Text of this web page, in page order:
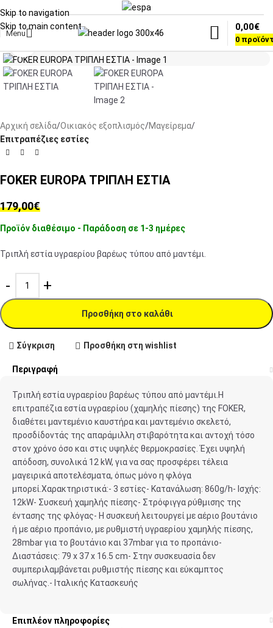
Skip to navigation
Skip to main content
Menu
0
0,00€
Αρχική σελίδα Οικιακός εξοπλισμός Μαγείρεμα
Επιτραπέζιες εστίες
FOKER EUROPA ΤΡΙΠΛΗ ΕΣΤΙΑ
179,00€
Προϊόν διαθέσιμο - Παράδοση σε 1-3 ημέρες
Τριπλή εστία υγραερίου βαρέως τύπου από μαντέμι.
Προσθήκη στο καλάθι
Σύγκριση Προσθήκη στη wishlist
Περιγραφή
Τριπλή εστία υγραερίου βαρέως τύπου από μαντέμι.H
επιτραπέζια εστία υγραερίου (χαμηλής πίεσης) της FOKER,
διαθέτει μαντεμένιο καυστήρα και μαντεμένιο σκελετό,
προσδίδοντάς της απαράμιλλη στιβαρότητα και αντοχή τόσο
στον χρόνο όσο και στις υψηλές θερμοκρασίες. Έχει υψηλή
απόδοση, συνολικά 12 kW, για να σας προσφέρει τέλεια
μαγειρικά αποτελέσματα, όπως μόνο η φλόγα
μπορεί.Χαρακτηριστικά:- 3 εστίες- Κατανάλωση: 860g/h- Ισχής:
12kW- Συσκευή χαμηλής πίεσης- Στρόφιγγα ρύθμισης της
έντασης της φλόγας- Η συσκευή λειτουργεί με αέριο βουτάνιο
ή με αέριο προπάνιο, με ρυθμιστή υγραερίου χαμηλής πίεσης,
28mbar για το βουτάνιο και 37mbar για το προπάνιο-
Διαστάσεις: 79 x 37 x 16.5 cm- Στην συσκευασία δεν
συμπεριλαμβάνεται ρυθμιστής πίεσης και εύκαμπτος
σωλήνας.- Ιταλικής Κατασκευής
Επιπλέον πληροφορίες